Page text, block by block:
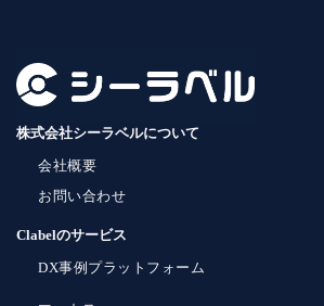
株式会社シーラベルについて
会社概要
お問い合わせ
Clabelのサービス
DX事例プラットフォーム